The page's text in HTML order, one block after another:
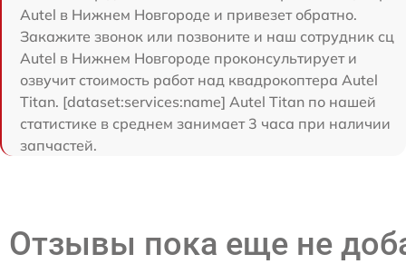
Autel в Нижнем Новгороде и привезет обратно.
Закажите звонок или позвоните и наш сотрудник сц
Autel в Нижнем Новгороде проконсультирует и
озвучит стоимость работ над квадрокоптера Autel
Titan. [dataset:services:name] Autel Titan по нашей
статистике в среднем занимает 3 часа при наличии
запчастей.
Отзывы пока еще не